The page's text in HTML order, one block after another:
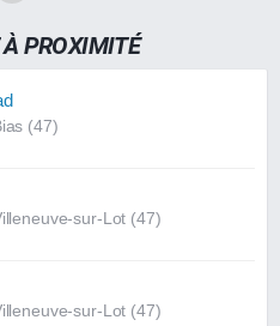
À PROXIMITÉ
(47)
sur-Lot (47)
sur-Lot (47)